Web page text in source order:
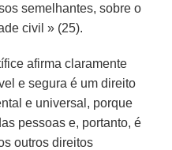
semelhantes, sobre o
civil » (25).
afirma claramente
e segura é um direito
e universal, porque
pessoas e, portanto, é
outros direitos